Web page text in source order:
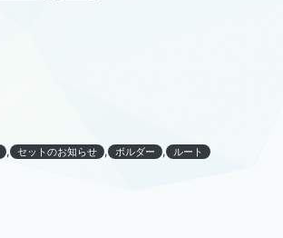
, セットのお知らせ , ボルダー , ルート